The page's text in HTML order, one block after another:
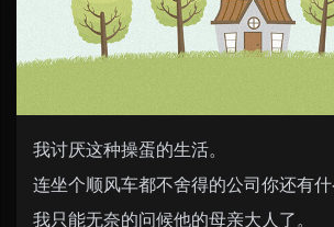
我讨厌这种操蛋的生活。
连坐个顺风车都不舍得的公司你还有什
我只能无奈的问候他的母亲大人了。